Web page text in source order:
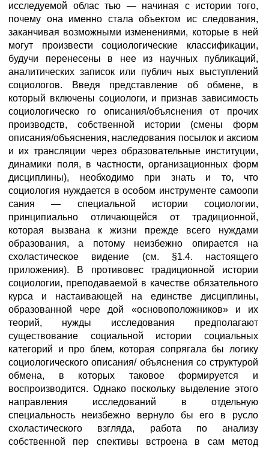
исследуемой облас тью — начиная с истории того,
почему она именно стала объектом ис следования,
заканчивая возможными изменениями, которые в ней
могут произвести социологические классификации,
будучи перенесены в нее из научных публикаций,
аналитических записок или публич ных выступлений
социологов. Введя представление об обмене, в
который включены социологи, и признав зависимость
социологическо го описания/объяснения от прочих
производств, собственной истории (смены форм
описания/объяснения, наследования посылок и аксиом
и их трансляции через образовательные институции,
динамики поля, в частности, организационных форм
дисциплины), необходимо при знать и то, что
социология нуждается в особом инструменте самоопи
сания — специальной истории социологии,
принципиально отличающейся от традиционной,
которая вызвана к жизни прежде всего нуждами
образования, а потому неизбежно опирается на
схоластическое видение (см. §1.4. настоящего
приложения). В противовес традиционной истории
социологии, преподаваемой в качестве обязательного
курса и настаивающей на единстве дисциплины,
образованной чере дой «основоположников» и их
теорий, нужды исследования предполагают
существование социальной истории социальных
категорий и про блем, которая сопрягала бы логику
социологического описания/ объяснения со структурой
обмена, в которых таковое формируется и
воспроизводится. Однако поскольку выделение этого
направления исследований в отдельную
специальность неизбежно вернуло бы его в русло
схоластического взгляда, работа по анализу
собственной пер спективы встроена в сам метод